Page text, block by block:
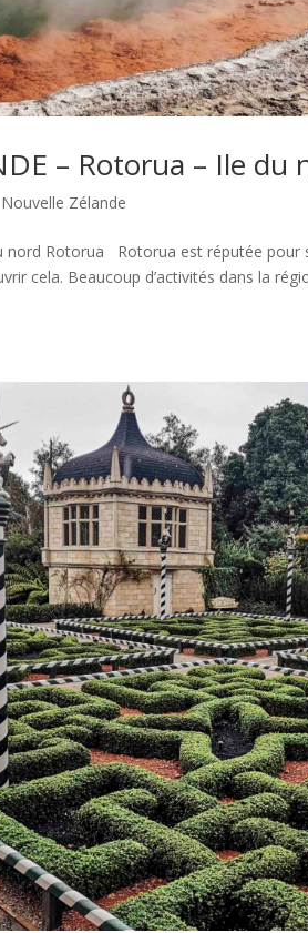
– Rotorua – Ile du
Nouvelle Zélande
nord Rotorua Rotorua est réputée
cela. Beaucoup d’activités dans la